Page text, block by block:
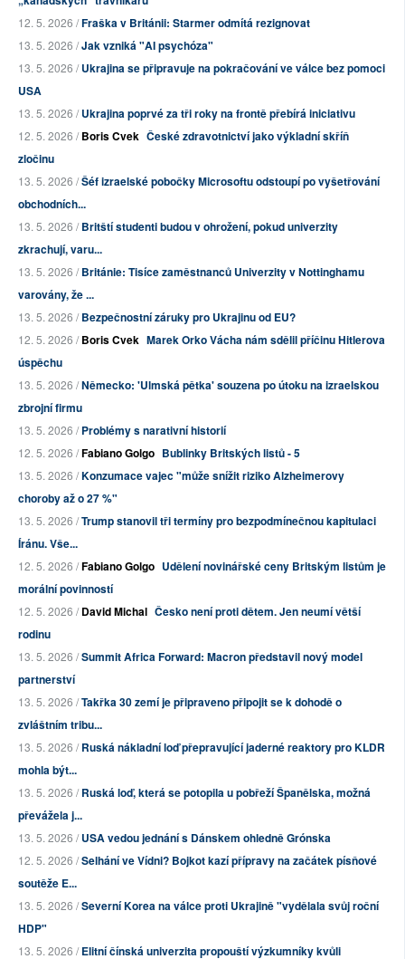
12. 5. 2026 /Fraška v Británii: Starmer odmítá rezignovat
13. 5. 2026 /Jak vzniká "AI psychóza"
13. 5. 2026 /Ukrajina se připravuje na pokračování ve válce bez pomoci
USA
13. 5. 2026 /Ukrajina poprvé za tři roky na frontě přebírá iniciativu
12. 5. 2026 /Boris Cvek České zdravotnictví jako výkladní skříň
zločinu
13. 5. 2026 /Šéf izraelské pobočky Microsoftu odstoupí po vyšetřování
obchodních...
13. 5. 2026 /Britští studenti budou v ohrožení, pokud univerzity
zkrachují, varu...
13. 5. 2026 /Británie: Tisíce zaměstnanců Univerzity v Nottinghamu
varovány, že ...
13. 5. 2026 /Bezpečnostní záruky pro Ukrajinu od EU?
12. 5. 2026 /Boris Cvek Marek Orko Vácha nám sdělil příčinu Hitlerova
úspěchu
13. 5. 2026 /Německo: 'Ulmská pětka' souzena po útoku na izraelskou
zbrojní firmu
13. 5. 2026 /Problémy s narativní historií
12. 5. 2026 /Fabiano Golgo Bublinky Britských listů - 5
13. 5. 2026 /Konzumace vajec "může snížit riziko Alzheimerovy
choroby až o 27 %"
13. 5. 2026 /Trump stanovil tři termíny pro bezpodmínečnou kapitulaci
Íránu. Vše...
12. 5. 2026 /Fabiano Golgo Udělení novinářské ceny Britským listům je
morální povinností
12. 5. 2026 /David Michal Česko není proti dětem. Jen neumí větší
rodinu
13. 5. 2026 /Summit Africa Forward: Macron představil nový model
partnerství
13. 5. 2026 /Takřka 30 zemí je připraveno připojit se k dohodě o
zvláštním tribu...
13. 5. 2026 /Ruská nákladní loď přepravující jaderné reaktory pro KLDR
mohla být...
13. 5. 2026 /Ruská loď, která se potopila u pobřeží Španělska, možná
převážela j...
13. 5. 2026 /USA vedou jednání s Dánskem ohledně Grónska
12. 5. 2026 /Selhání ve Vídni? Bojkot kazí přípravy na začátek písňové
soutěže E...
13. 5. 2026 /Severní Korea na válce proti Ukrajině "vydělala svůj roční
HDP"
13. 5. 2026 /Elitní čínská univerzita propouští výzkumníky kvůli